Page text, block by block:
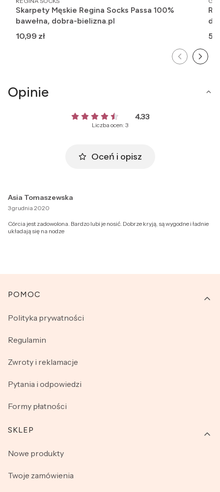
Skarpety Męskie Regina Socks Passa 100%
bawełna, dobra-bielizna.pl
Cena
10,99 zł
Opinie
4.33
Liczba ocen: 3
Oceń i opisz
Asia Tomaszewska
3 grudnia 2020
Córcia jest zadowolona. Bardzo lubi je nosić. Dobrze kryją, są wygodne i ładnie
układają się na nodze
Linki w stopce
POMOC
Polityka prywatności
Regulamin
Zwroty i reklamacje
Pytania i odpowiedzi
Formy płatności
SKLEP
Nowe produkty
Twoje zamówienia